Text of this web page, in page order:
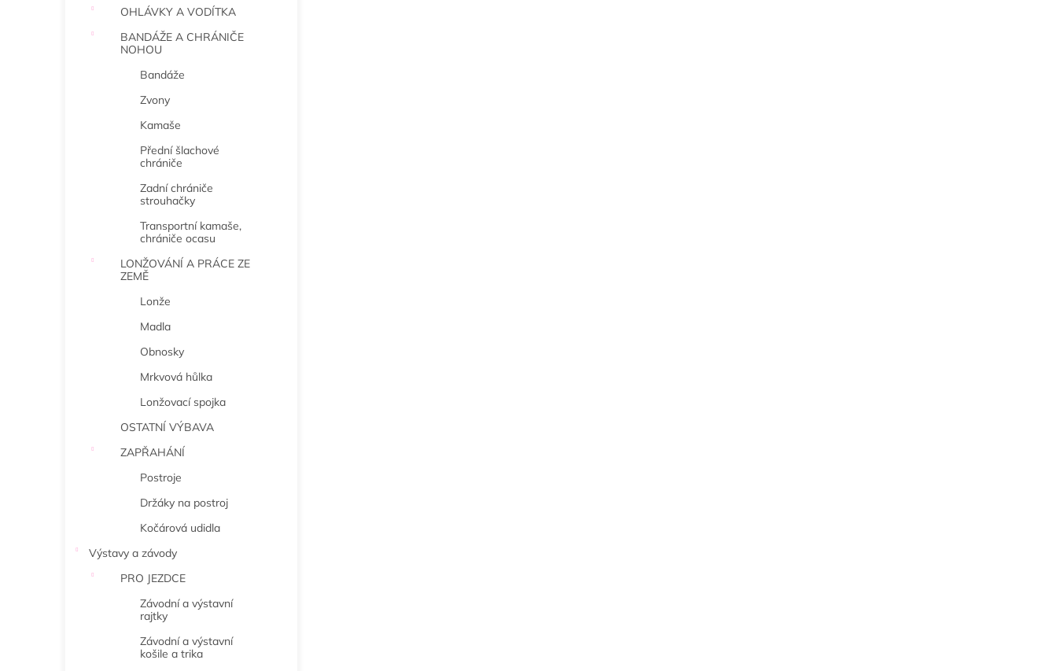
OHLÁVKY A VODÍTKA
BANDÁŽE A CHRÁNIČE
NOHOU
Bandáže
Zvony
Kamaše
Přední šlachové
chrániče
Zadní chrániče
strouhačky
Transportní kamaše,
chrániče ocasu
LONŽOVÁNÍ A PRÁCE ZE
ZEMĚ
Lonže
Madla
Obnosky
Mrkvová hůlka
Lonžovací spojka
OSTATNÍ VÝBAVA
ZAPŘAHÁNÍ
Postroje
Držáky na postroj
Kočárová udidla
Výstavy a závody
PRO JEZDCE
Závodní a výstavní
rajtky
Závodní a výstavní
košile a trika